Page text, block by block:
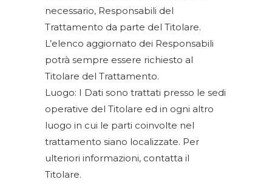
necessario, Responsabili del
Trattamento da parte del Titolare.
L’elenco aggiornato dei Responsabili
potrà sempre essere richiesto al
Titolare del Trattamento.
Luogo: I Dati sono trattati presso le sedi
operative del Titolare ed in ogni altro
luogo in cui le parti coinvolte nel
trattamento siano localizzate. Per
ulteriori informazioni, contatta il
Titolare.